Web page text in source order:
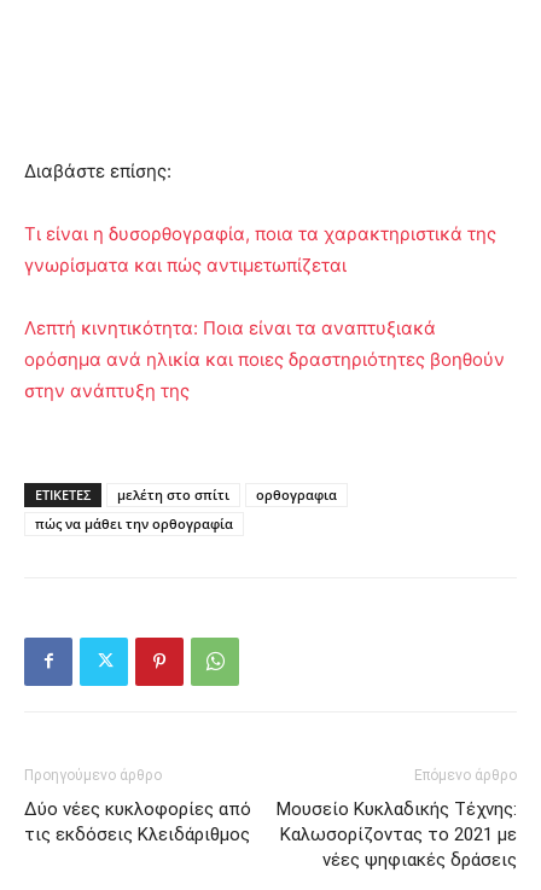
Διαβάστε επίσης:
Τι είναι η δυσορθογραφία, ποια τα χαρακτηριστικά της
γνωρίσματα και πώς αντιμετωπίζεται
Λεπτή κινητικότητα: Ποια είναι τα αναπτυξιακά
ορόσημα ανά ηλικία και ποιες δραστηριότητες βοηθούν
στην ανάπτυξη της
ΕΤΙΚΕΤΕΣ μελέτη στο σπίτι
ορθογραφια
πώς να μάθει την ορθογραφία
Προηγούμενο άρθρο
Δύο νέες κυκλοφορίες από
τις εκδόσεις Κλειδάριθμος
Επόμενο άρθρο
Μουσείο Κυκλαδικής Τέχνης:
Καλωσορίζοντας το 2021 με
νέες ψηφιακές δράσεις